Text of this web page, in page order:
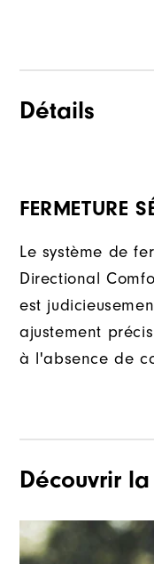
Détails
FERMETURE
Le système de
Directional
est
ajustement
à l'absence de
Découvrir